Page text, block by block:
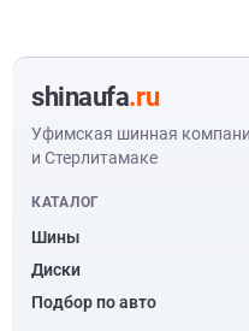
shinaufa.ru
Уфимская шинная
и Стерлитамаке
КАТАЛОГ
Шины
Диски
Подбор по авто